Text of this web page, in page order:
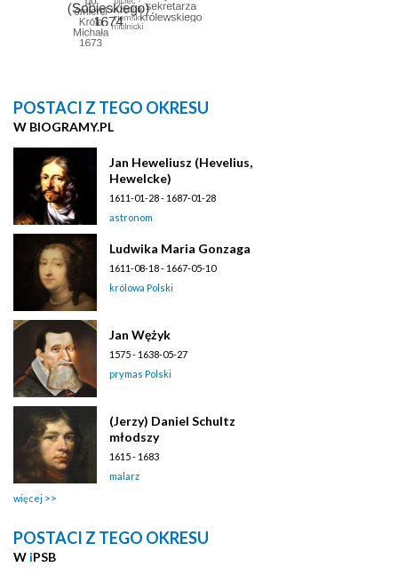
POSTACI Z TEGO OKRESU
W BIOGRAMY.PL
Jan Heweliusz (Hevelius,
Hewelcke)
1611-01-28 - 1687-01-28
astronom
Ludwika Maria Gonzaga
1611-08-18 - 1667-05-10
królowa Polski
Jan Wężyk
1575 - 1638-05-27
prymas Polski
(Jerzy) Daniel Schultz
młodszy
1615 - 1683
malarz
więcej
POSTACI Z TEGO OKRESU
W iPSB